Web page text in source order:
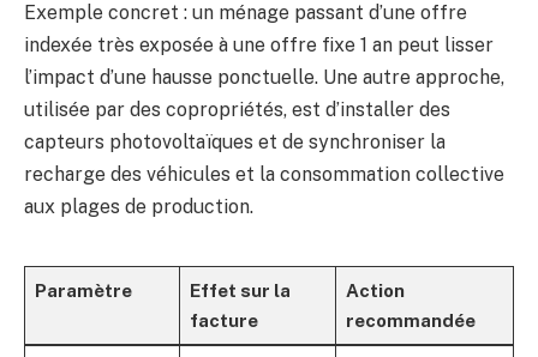
Exemple concret : un ménage passant d’une offre
indexée très exposée à une offre fixe 1 an peut lisser
l’impact d’une hausse ponctuelle. Une autre approche,
utilisée par des copropriétés, est d’installer des
capteurs photovoltaïques et de synchroniser la
recharge des véhicules et la consommation collective
aux plages de production.
Paramètre
Effet sur la
facture
Action
recommandée